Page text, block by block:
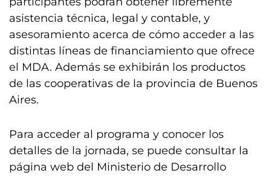
asistencia técnica, legal y contable, y
asesoramiento acerca de cómo acceder a las
distintas líneas de financiamiento que ofrece
el MDA. Además se exhibirán los productos
de las cooperativas de la provincia de Buenos
Aires.
Para acceder al programa y conocer los
detalles de la jornada, se puede consultar la
página web del Ministerio de Desarrollo